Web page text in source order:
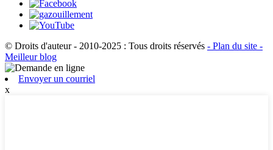
© Droits d'auteur - 2010-2025 : Tous droits réservés - Plan du site -
Meilleur blog
Envoyer un courriel
x